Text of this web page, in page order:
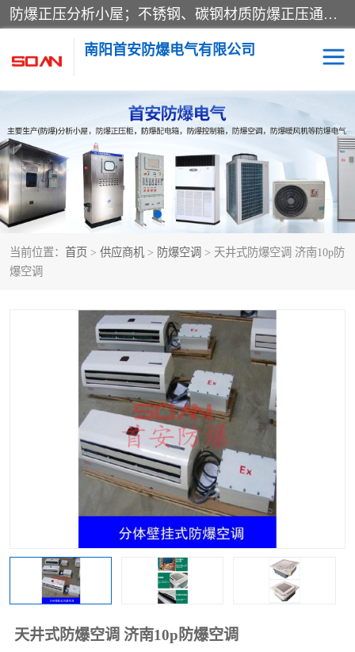
防爆正压分析小屋；不锈钢、碳钢材质防爆正压通风柜，分上下、左右、外挂三种款式；立式、挂式防爆配电柜体；不锈钢、碳钢防爆变频、磁力、星三角启动器；不锈钢、碳钢、铸铝防爆控制箱柜；可操作按键、多块式防爆仪表箱；多材质防爆接线箱；台式防爆电脑、防爆监视器。产品适配石油、化工、煤炭、电力、纺织、酿酒、航天、铁路、冶金、船舶、消防、市政等多行业工况使用。
南阳首安防爆电气有限公司
当前位置： 首页 > 供应商机 > 防爆空调 > 天井式防爆空调 济南10p防
爆空调
天井式防爆空调 济南10p防爆空调
防爆小屋 防爆正压柜
防爆空调 防爆配电箱
防爆控制箱 防爆接线箱
防爆操作柱 防爆监视显示器